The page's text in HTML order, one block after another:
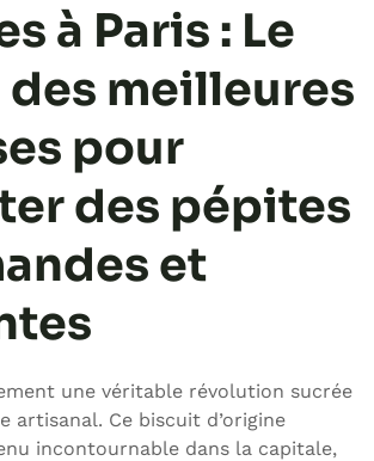
à Paris : Le
des meilleures
pour
des pépites
et
une véritable révolution sucrée
artisanal. Ce biscuit d’origine
incontournable dans la capitale,